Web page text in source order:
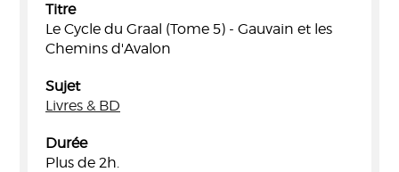
Titre
Le Cycle du Graal (Tome 5) - Gauvain et les
Chemins d'Avalon
Sujet
Livres & BD
Durée
Plus de 2h.